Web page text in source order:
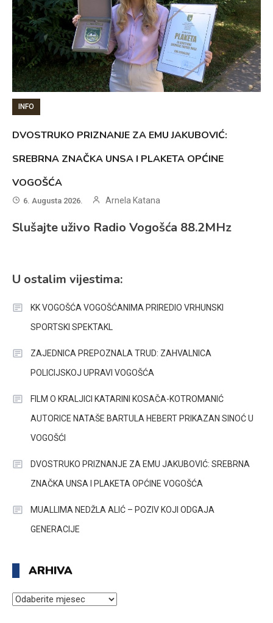
INFO
DVOSTRUKO PRIZNANJE ZA EMU JAKUBOVIĆ:
SREBRNA ZNAČKA UNSA I PLAKETA OPĆINE
VOGOŠĆA
6. Augusta 2026. Arnela Katana
Slušajte uživo Radio Vogošća 88.2MHz
U ostalim vijestima:
KK VOGOŠĆA VOGOŠĆANIMA PRIREDIO VRHUNSKI
SPORTSKI SPEKTAKL
ZAJEDNICA PREPOZNALA TRUD: ZAHVALNICA
POLICIJSKOJ UPRAVI VOGOŠĆA
FILM O KRALJICI KATARINI KOSAČA-KOTROMANIĆ
AUTORICE NATAŠE BARTULA HEBERT PRIKAZAN SINOĆ U
VOGOŠĆI
DVOSTRUKO PRIZNANJE ZA EMU JAKUBOVIĆ: SREBRNA
ZNAČKA UNSA I PLAKETA OPĆINE VOGOŠĆA
MUALLIMA NEDŽLA ALIĆ – POZIV KOJI ODGAJA
GENERACIJE
ARHIVA
ARHIVA